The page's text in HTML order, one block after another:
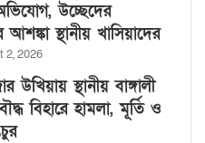
উচ্ছেদের
আশঙ্কা স্থানীয় খাসিয়াদের
2, 2026
উখিয়ায় স্থানীয় বাঙ্গালী
বিহারে হামলা, মূর্তি ও